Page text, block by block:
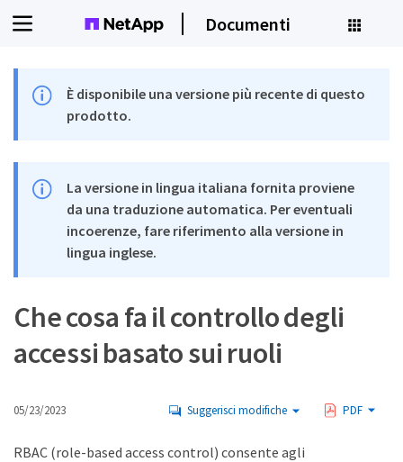
Documenti
È disponibile una versione più recente di questo
prodotto.
La versione in lingua italiana fornita proviene
da una traduzione automatica. Per eventuali
incoerenze, fare riferimento alla versione in
lingua inglese.
Che cosa fa il controllo degli
accessi basato sui ruoli
05/23/2023 Suggerisci modifiche PDF
RBAC (role-based access control) consente agli